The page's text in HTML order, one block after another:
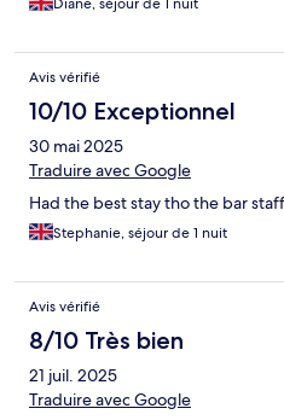
Diane, séjour de 1 nuit
Avis vérifié
10/10 Exceptionnel
30 mai 2025
Traduire avec Google
Had the best stay tho the bar
Stephanie, séjour de 1 nuit
Avis vérifié
8/10 Très bien
21 juil. 2025
Traduire avec Google